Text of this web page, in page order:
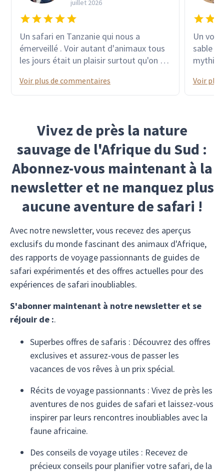
juillet 2026
Un safari en Tanzanie qui nous a
émerveillé . Voir autant d'animaux tous
les jours était un plaisir surtout qu'on a
le big five " les lodges choisis au milieu
des parcs étaient de première qualité .
farniente avec de très belles plages de
sable fin et blanc et une eau turquoise
avec des reflets de toutes les couleurs à
faire pleurer un peintre devant sa toile
Voir plus de commentaires
Un voyage
sable
tous
!!! et
beauté
n'aurait
et
et je
Voir
Vivez de près la nature
sauvage de l'Afrique du Sud :
Abonnez-vous maintenant à la
newsletter et ne manquez plus
aucune aventure de safari !
Avec notre newsletter, vous recevez des aperçus
exclusifs du monde fascinant des animaux d'Afrique,
des rapports de voyage passionnants de guides de
safari expérimentés et des offres actuelles pour des
expériences de safari inoubliables.
S'abonner maintenant à notre newsletter et se
réjouir de :.
Superbes offres de safaris : Découvrez des offres
exclusives et assurez-vous de passer les
vacances de vos rêves à un prix spécial.
Récits de voyage passionnants : Vivez de près les
aventures de nos guides de safari et laissez-vous
inspirer par leurs rencontres inoubliables avec la
faune africaine.
Des conseils de voyage utiles : Recevez de
précieux conseils pour planifier votre safari, de la